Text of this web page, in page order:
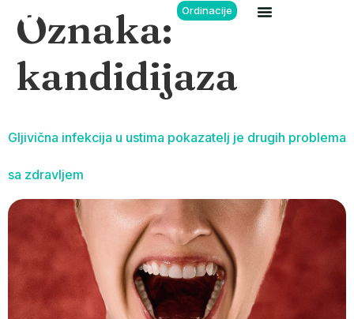
Ordinacije
Oznaka:
kandidijaza
Gljivična infekcija u ustima pokazatelj je drugih problema
sa zdravljem